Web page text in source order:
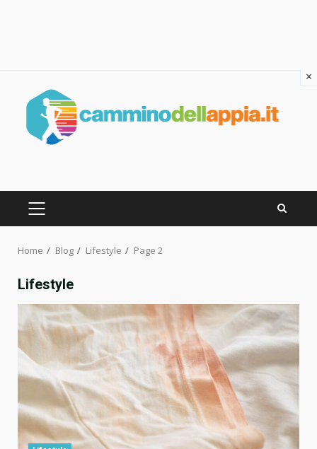
PRIMARY
MENU
Home Blog Lifestyle Page 2
Lifestyle
×